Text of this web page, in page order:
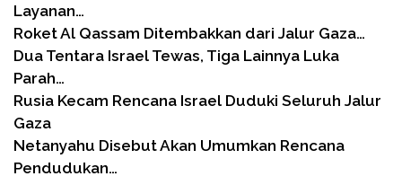
Layanan…
Roket Al Qassam Ditembakkan dari Jalur Gaza…
Dua Tentara Israel Tewas, Tiga Lainnya Luka
Parah…
Rusia Kecam Rencana Israel Duduki Seluruh Jalur
Gaza
Netanyahu Disebut Akan Umumkan Rencana
Pendudukan…